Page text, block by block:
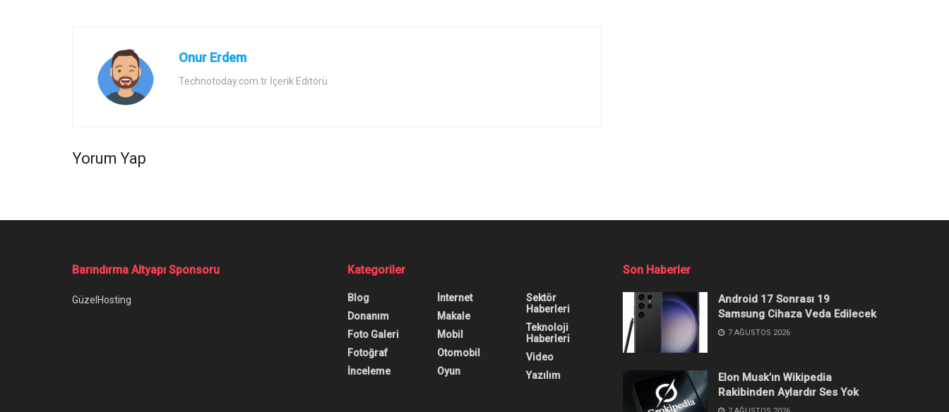
Onur Erdem
Technotoday.com.tr İçerik Editörü
Yorum Yap
Barındırma Altyapı Sponsoru
GüzelHosting
Kategoriler
Blog
Donanım
Foto Galeri
Fotoğraf
İnceleme
İnternet
Makale
Mobil
Otomobil
Oyun
Sektör
Haberleri
Teknoloji
Haberleri
Video
Yazılım
Son Haberler
Android 17 Sonrası 19
Samsung Cihaza Veda Edilecek
7 AĞUSTOS 2026
Elon Musk’ın Wikipedia
Rakibinden Aylardır Ses Yok